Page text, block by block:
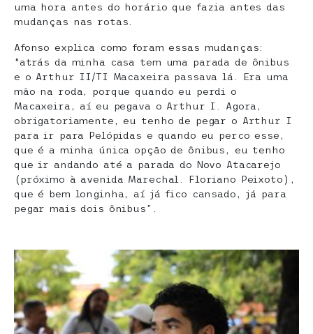
uma hora antes do horário que fazia antes das
mudanças nas rotas.
Afonso explica como foram essas mudanças:
“atrás da minha casa tem uma parada de ônibus
e o Arthur II/TI Macaxeira passava lá. Era uma
mão na roda, porque quando eu perdi o
Macaxeira, aí eu pegava o Arthur I. Agora,
obrigatoriamente, eu tenho de pegar o Arthur I
para ir para Pelópidas e quando eu perco esse,
que é a minha única opção de ônibus, eu tenho
que ir andando até a parada do Novo Atacarejo
(próximo à avenida Marechal. Floriano Peixoto),
que é bem longinha, aí já fico cansado, já para
pegar mais dois ônibus”.